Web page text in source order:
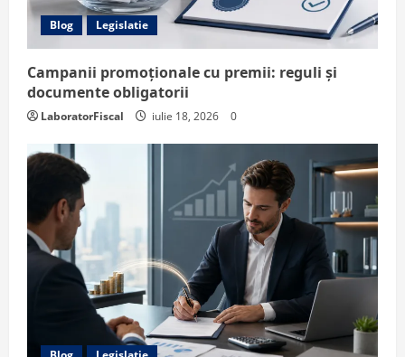
Blog Legislatie
Campanii promoționale cu premii: reguli și
documente obligatorii
LaboratorFiscal iulie 18, 2026 0